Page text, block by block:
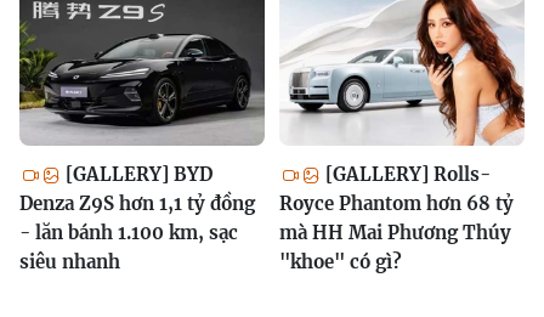
[GALLERY] BYD
Denza Z9S hơn 1,1 tỷ đồng
- lăn bánh 1.100 km, sạc
siêu nhanh
[GALLERY] Rolls-
Royce Phantom hơn 68 tỷ
mà HH Mai Phương Thúy
"khoe" có gì?